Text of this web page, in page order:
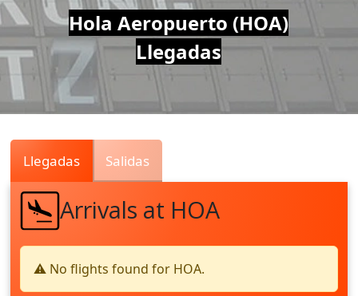
Air
Traffic
Live
Hola Aeropuerto (HOA)
Llegadas
Llegadas Salidas
Arrivals at HOA
⚠️ No flights found for HOA.